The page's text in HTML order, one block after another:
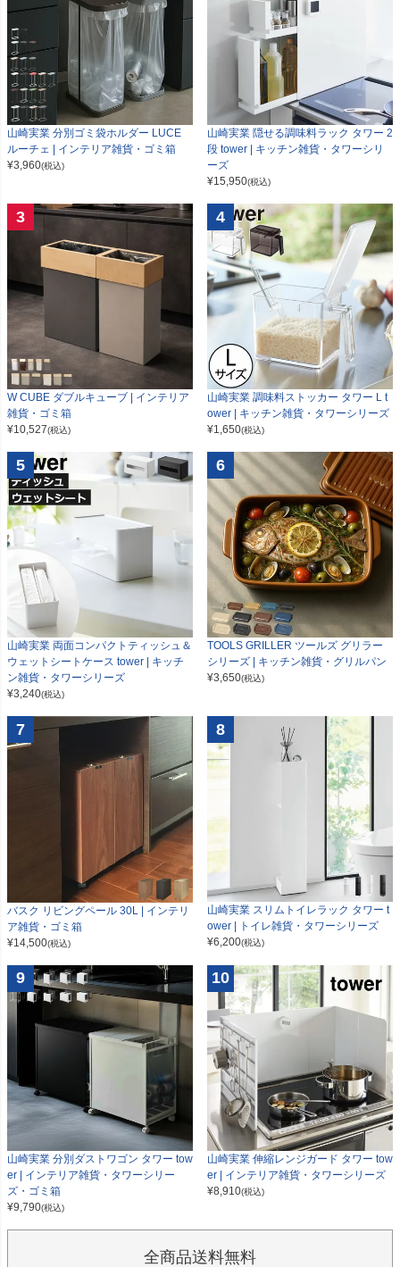
山崎実業 分別ゴミ袋ホルダー LUCE
ルーチェ | インテリア雑貨・ゴミ箱
¥3,960(税込)
山崎実業 隠せる調味料ラック タワー 2
段 tower | キッチン雑貨・タワーシリ
ーズ
¥15,950(税込)
3
W CUBE ダブルキューブ | インテリア
雑貨・ゴミ箱
¥10,527(税込)
4
山崎実業 調味料ストッカー タワー L t
ower | キッチン雑貨・タワーシリーズ
¥1,650(税込)
5
山崎実業 両面コンパクトティッシュ＆
ウェットシートケース tower | キッチ
ン雑貨・タワーシリーズ
¥3,240(税込)
6
TOOLS GRILLER ツールズ グリラー
シリーズ | キッチン雑貨・グリルパン
¥3,650(税込)
7
バスク リビングペール 30L | インテリ
ア雑貨・ゴミ箱
¥14,500(税込)
8
山崎実業 スリムトイレラック タワー t
ower | トイレ雑貨・タワーシリーズ
¥6,200(税込)
9
山崎実業 分別ダストワゴン タワー tow
er | インテリア雑貨・タワーシリー
ズ・ゴミ箱
¥9,790(税込)
10
山崎実業 伸縮レンジガード タワー tow
er | インテリア雑貨・タワーシリーズ
¥8,910(税込)
全商品送料無料